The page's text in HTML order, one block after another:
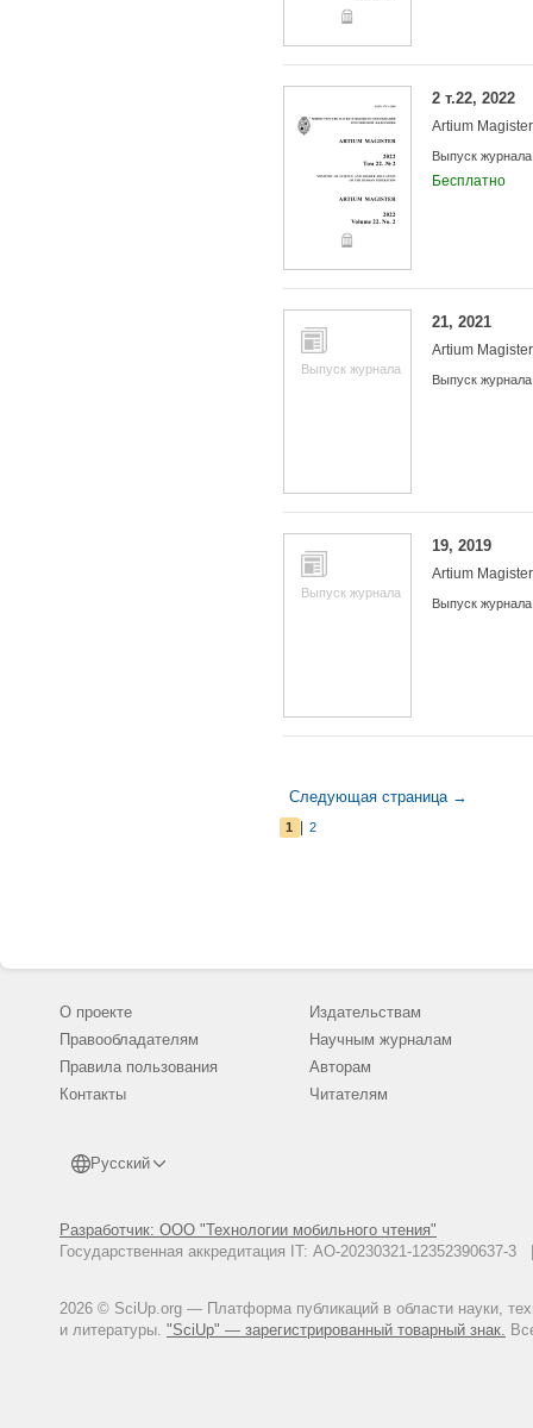
2 т.22, 2022
Artium Magister
Выпуск журнала
Бесплатно
Выпуск журнала
21, 2021
Artium Magister
Выпуск журнала
Выпуск журнала
19, 2019
Artium Magister
Выпуск журнала
Следующая страница →
1 2
О проекте
Правообладателям
Правила пользования
Контакты
Русский
Разработчик: ООО "Технологии мобильного чтения"
Государственная аккредитация IT: АО-20230321-
2026 © SciUp.org — Платформа публикаций в области науки,
и литературы. "SciUp" — зарегистрированный товарный знак.
Издательствам
Научным журналам
Авторам
Читателям